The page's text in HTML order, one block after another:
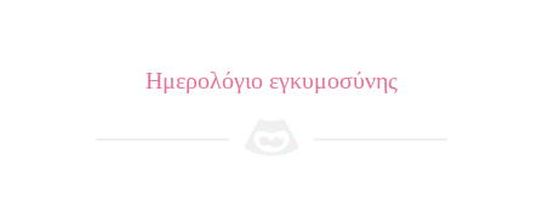
Ημερολόγιο εγκυμοσύνης